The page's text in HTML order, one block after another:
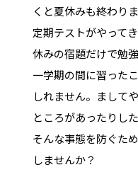
くと夏休みも終わり
定期テストがやって
休みの宿題だけで勉
一学期の間に習った
しれません。まして
ところがあったりし
そんな事態を防ぐた
しませんか？